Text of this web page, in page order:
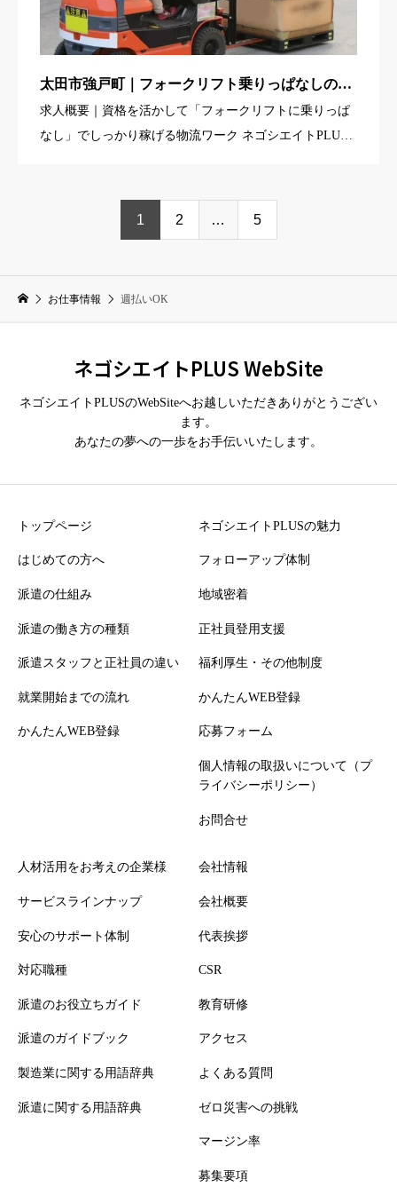
太田市強戸町｜フォークリフト乗りっぱなしの出
荷作業スタッフ募集（自動車部品・2交替・高時
給・寮完備）
求人概要｜資格を活かして「フォークリフトに乗りっぱ
なし」でしっかり稼げる物流ワーク ネゴシエイトPLUS
1 2 … 5
お仕事情報 週払いOK
ネゴシエイトPLUS WebSite
ネゴシエイトPLUSのWebSiteへお越しいただきありがとうござい
ます。
あなたの夢への一歩をお手伝いいたします。
トップページ
はじめての方へ
派遣の仕組み
派遣の働き方の種類
派遣スタッフと正社員の違い
就業開始までの流れ
かんたんWEB登録
ネゴシエイトPLUSの魅力
フォローアップ体制
地域密着
正社員登用支援
福利厚生・その他制度
かんたんWEB登録
応募フォーム
個人情報の取扱いについて（プ
ライバシーポリシー）
お問合せ
人材活用をお考えの企業様
サービスラインナップ
安心のサポート体制
対応職種
派遣のお役立ちガイド
派遣のガイドブック
製造業に関する用語辞典
派遣に関する用語辞典
会社情報
会社概要
代表挨拶
CSR
教育研修
アクセス
よくある質問
ゼロ災害への挑戦
マージン率
募集要項